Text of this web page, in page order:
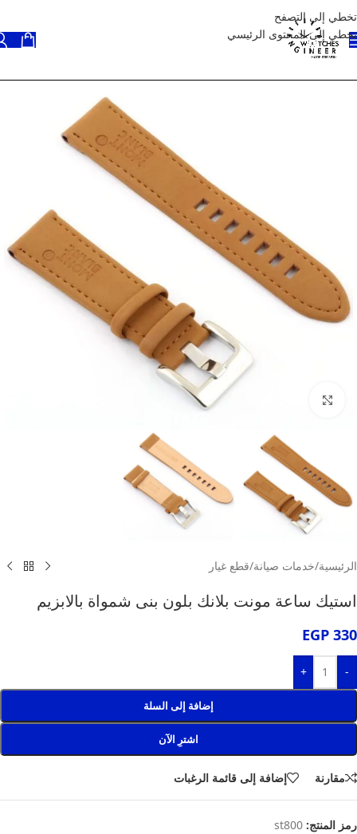
تخطي إلى التصفح
تخطي إلى المحتوى الرئيسي
الرئيسية/خدمات صيانة/قطع غيار
استيك ساعة مونت بلانك بلون بنى شمواة بالابزيم
EGP 330
-
+
إضافة إلى السلة
اشترِ الآن
مقارنة إضافة إلى قائمة الرغبات
رمز المنتج: st800